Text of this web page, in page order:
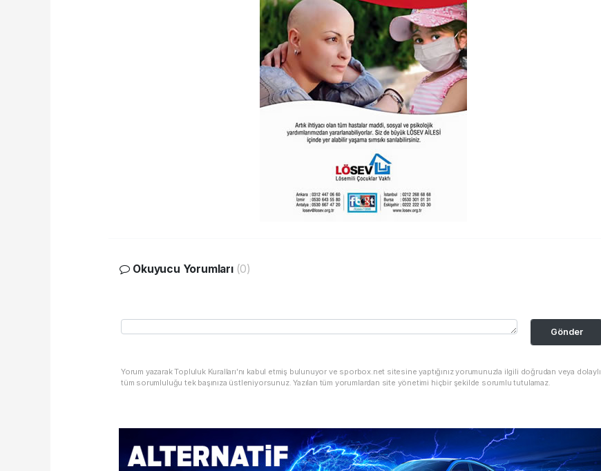
Okuyucu Yorumları (0)
Gönder
Yorum yazarak Topluluk Kuralları’nı kabul etmiş bulunuyor ve sporbox.net sitesine yaptığınız yorumunuzla ilgili doğrudan veya dolaylı
tüm sorumluluğu tek başınıza üstleniyorsunuz. Yazılan tüm yorumlardan site yönetimi hiçbir şekilde sorumlu tutulamaz.